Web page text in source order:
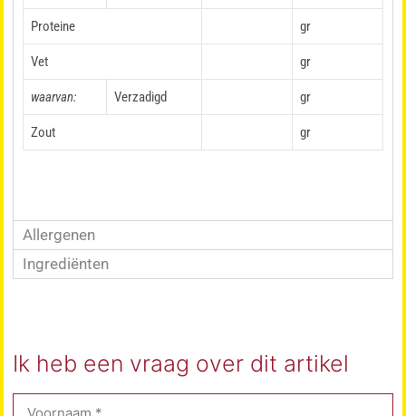
Proteine gr
Vet gr
waarvan: Verzadigd gr
Zout gr
Allergenen
Ingrediënten
Ik heb een vraag over dit artikel